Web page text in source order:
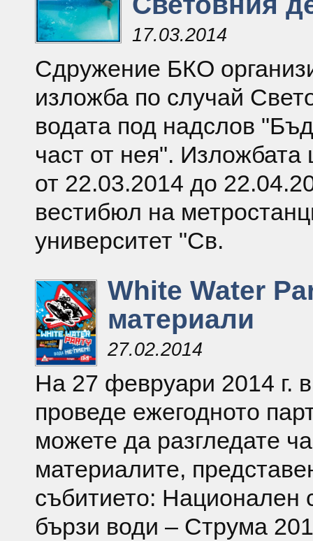
17.03.2014
Сдружение БКО
изложба по случай
водата под надслов
част от нея".
от 22.03.2014 до
вестибюл на
университет "Св.
White Water
материали
27.02.2014
На 27 февруари 2014 г.
проведе ежегодното
можете да разгледате
материалите,
събитието: Национален
бързи води – Струма